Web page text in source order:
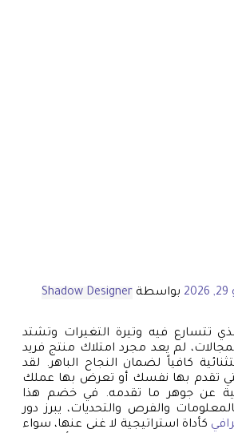
بواسطة Shadow Designer
تتسارع فيه وتيرة التغيرات وتشتد
لم يعد مجرد امتلاك منتج فريد
كافياً لضمان النجاح الباهر. لقد
تقدم بها نفسك أو تعرض بها عملك
عن جوهر ما تقدمه. في خضم هذا
والفرص والتحديات، يبرز دور
كأداة استراتيجية لا غنى عنها، سواء